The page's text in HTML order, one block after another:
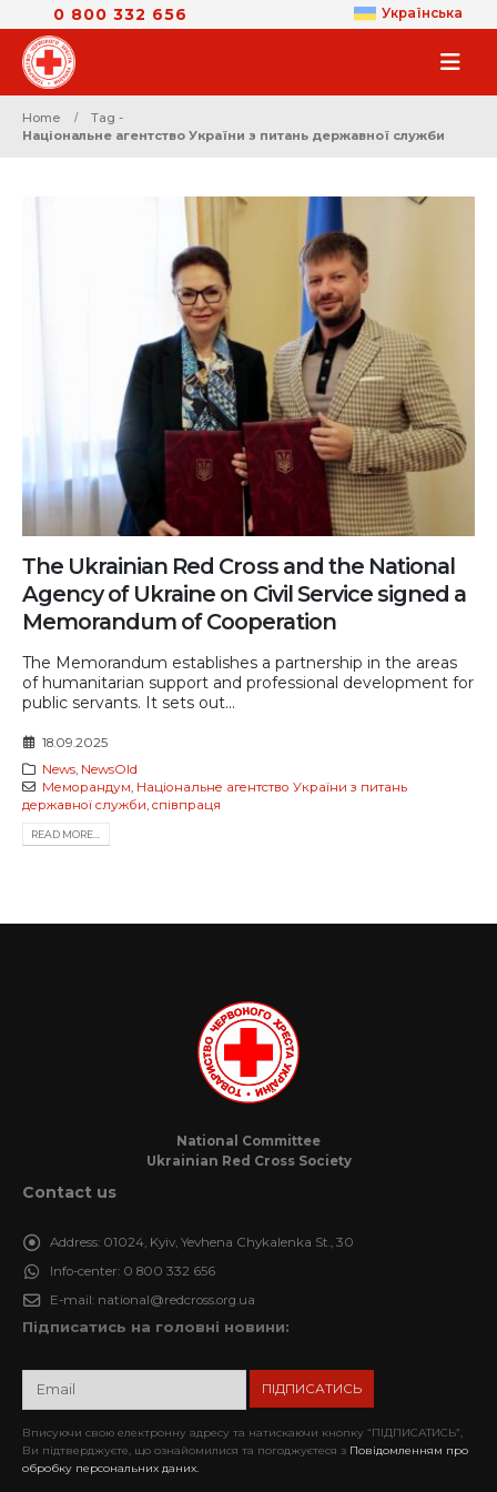
0 800 332 656 Українська
Home
Tag -
Національне агентство України з питань державної служби
Тhe Ukrainian Red Cross and the National
Agency of Ukraine on Civil Service signed a
Memorandum of Cooperation
The Memorandum establishes a partnership in the areas
of humanitarian support and professional development for
public servants. It sets out...
18.09.2025
News, NewsOld
Меморандум Національне агентство України з питань
державної служби співпраця
READ MORE...
National Committee
Ukrainian Red Cross Society
Contact us
Address: 01024, Kyiv, Yevhena Chykalenka St., 30
Info-center: 0 800 332 656
E-mail: national@redcross.org.ua
Підписатись на головні новини:
Вписуючи свою електронну адресу та натискаючи кнопку “ПІДПИСАТИСЬ”,
Ви підтверджуєте, що ознайомилися та погоджуєтеся з Повідомленням про
обробку персональних даних.